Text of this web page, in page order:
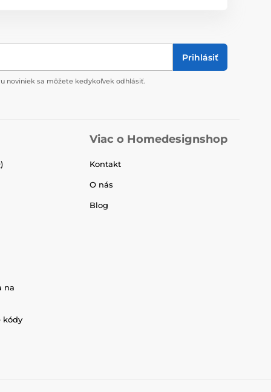
Prihlásiť
noviniek sa môžete kedykoľvek odhlásiť.
na
kódy
Viac o Homedesignshop
Kontakt
O nás
Blog